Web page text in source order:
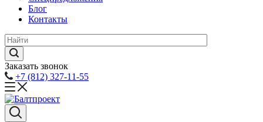
Блог
Контакты
Заказать звонок
+7 (812) 327-11-55